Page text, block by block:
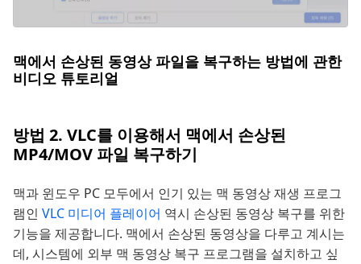
맥에서 손상된 동영상 파일을 복구하는 방법에 관한
비디오 튜토리얼
방법 2. VLC를 이용해서 맥에서 손상된
MP4/MOV 파일 복구하기
맥과 윈도우 PC 모두에서 인기 있는 맥 동영상 재생 프로그
램인 VLC 미디어 플레이어 역시 손상된 동영상 복구를 위한
기능을 제공합니다. 맥에서 손상된 동영상을 다루고 계시는
데, 시스템에 외부 맥 동영상 복구 프로그램을 설치하고 싶